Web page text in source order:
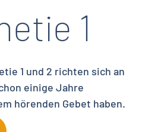
1
1 und 2 richten sich an
einige Jahre
hörenden Gebet haben.